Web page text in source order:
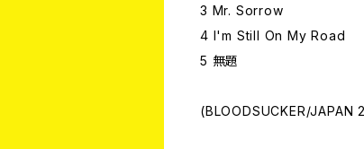
3 Mr. Sorrow
4 I'm Still On My Road
5 無題
(BLOODSUCKER/JAPAN